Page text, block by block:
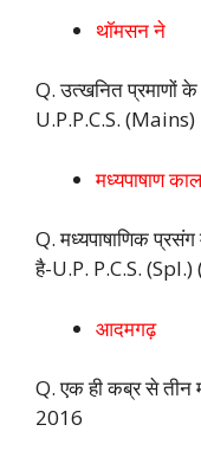
थॉमसन ने
Q. उत्खनित प्रमाणों
U.P.P.C.S.
मध्यपाषाण
Q. मध्यपाषाणिक
है-U.P. P.C.S.
आदमगढ़
Q. एक ही कब्र से
2016